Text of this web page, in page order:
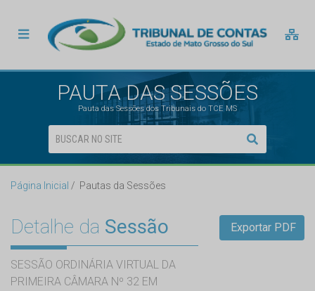
PAUTA DAS SESSÕES
Pauta das Sessões dos Tribunais do TCE MS
Página Inicial Pautas da Sessões
Detalhe da Sessão
SESSÃO ORDINÁRIA VIRTUAL DA
PRIMEIRA CÂMARA Nº 32 EM
Exportar PDF